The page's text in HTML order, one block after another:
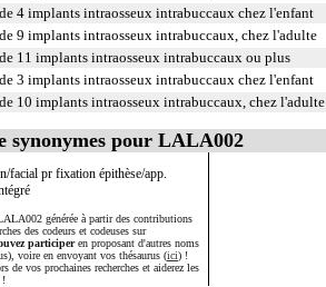
4 implants intraosseux intrabuccaux chez l'enfant
9 implants intraosseux intrabuccaux, chez l'adulte
11 implants intraosseux intrabuccaux ou plus
3 implants intraosseux intrabuccaux chez l'enfant
10 implants intraosseux intrabuccaux, chez l'adulte
synonymes pour LALA002
facial pr fixation épithèse/app.
générée à partir des contributions
des codeurs et codeuses sur
participeren proposant d'autres noms
voire en envoyant vos thésaurus (ici) !
de vos prochaines recherches et aiderez les
!